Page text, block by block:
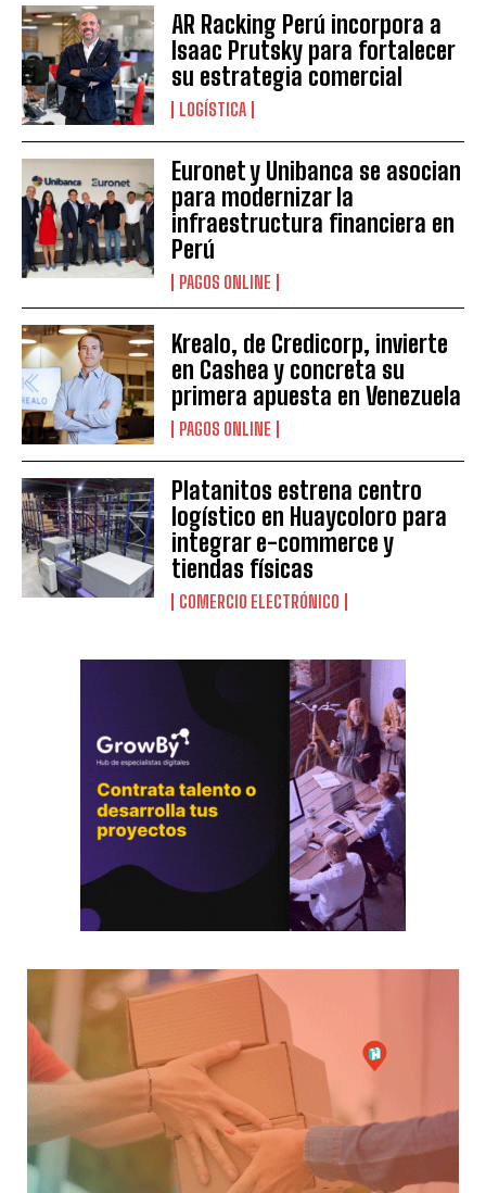
AR Racking Perú incorpora a
Isaac Prutsky para fortalecer
su estrategia comercial
LOGÍSTICA
Euronet y Unibanca se asocian
para modernizar la
infraestructura financiera en
Perú
PAGOS ONLINE
Krealo, de Credicorp, invierte
en Cashea y concreta su
primera apuesta en Venezuela
PAGOS ONLINE
Platanitos estrena centro
logístico en Huaycoloro para
integrar e-commerce y
tiendas físicas
COMERCIO ELECTRÓNICO